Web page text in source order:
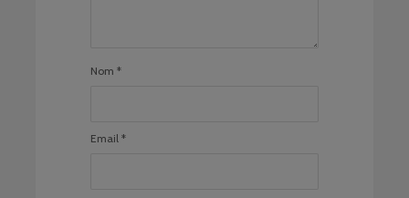
Nom *
Email *